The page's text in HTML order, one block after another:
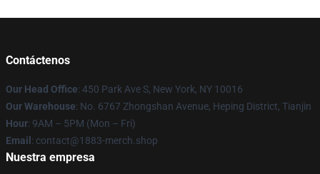
Contáctenos
Our Head Office: 450 Park Ave S, New York, NY 10016
Our Warehouse: No. 6767 Zhongshan Avenue, Heping District, Tianjin
Hour: 9AM – 5PM (Mon – Fri)
Email : contact@1883-merch.shop
Nuestra empresa